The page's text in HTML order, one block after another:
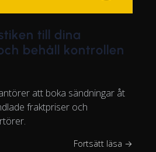
till dina
behåll kontrollen
att boka sändningar åt
fraktpriser och
Fortsätt läsa →